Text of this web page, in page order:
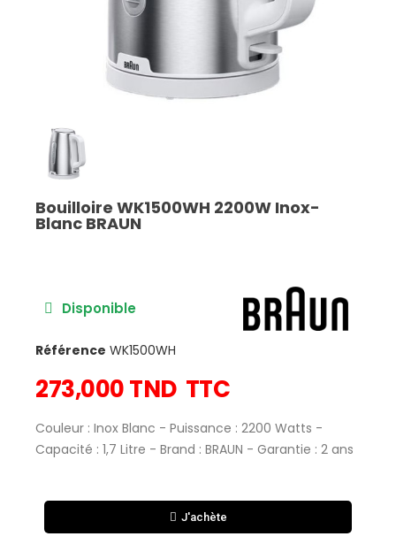
Bouilloire WK1500WH 2200W Inox-
Blanc BRAUN
Disponible
Référence WK1500WH
273,000 TND TTC
Couleur : Inox Blanc - Puissance : 2200 Watts -
Capacité : 1,7 Litre - Brand : BRAUN - Garantie : 2 ans
J'achète